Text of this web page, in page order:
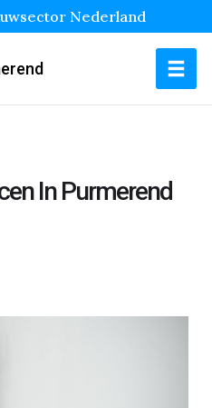
Nederland
In Purmerend